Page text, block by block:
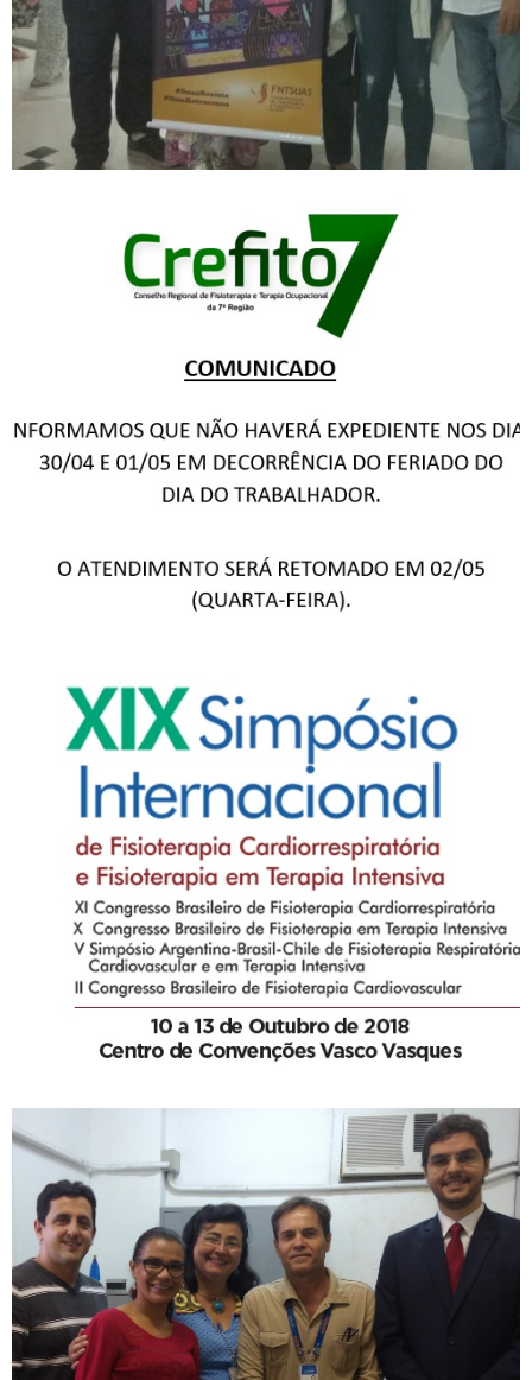
Comunicado – Dia do
Trabalhador
XIX Simpósio Internacional
de Fisioterapia
Cardiorrespiratória e
Fisioterapia em Terapia
Intensiva – SIFR 2018
Reunião na VISA discute
prática do método Pilates
por fisioterapeutas